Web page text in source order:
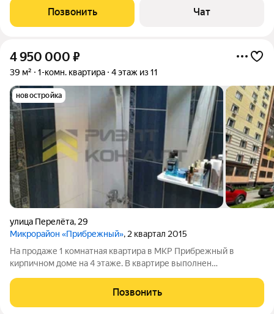
Полностью обновлена система электроснабжения. В туалете и
ванной комнате
Позвонить Чат
4 950 000 ₽
39 м² 1-комн. квартира 4 этаж из 11
новостройка
улица Перелёта, 29
Микрорайон «Прибрежный», 2 квартал 2015
На продаже 1 комнатная квартира в МКР Прибрежный в
кирпичном доме на 4 этаже. В квартире выполнен
Позвонить